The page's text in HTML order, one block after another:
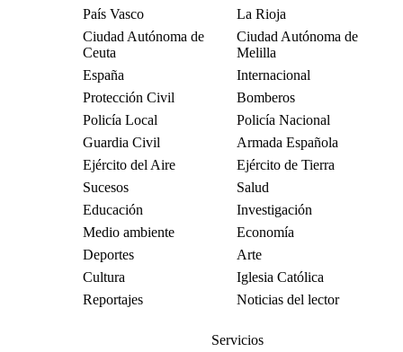
País Vasco
La Rioja
Ciudad Autónoma de
Ceuta
Ciudad Autónoma de
Melilla
España
Internacional
Protección Civil
Bomberos
Policía Local
Policía Nacional
Guardia Civil
Armada Española
Ejército del Aire
Ejército de Tierra
Sucesos
Salud
Educación
Investigación
Medio ambiente
Economía
Deportes
Arte
Cultura
Iglesia Católica
Reportajes
Noticias del lector
Servicios